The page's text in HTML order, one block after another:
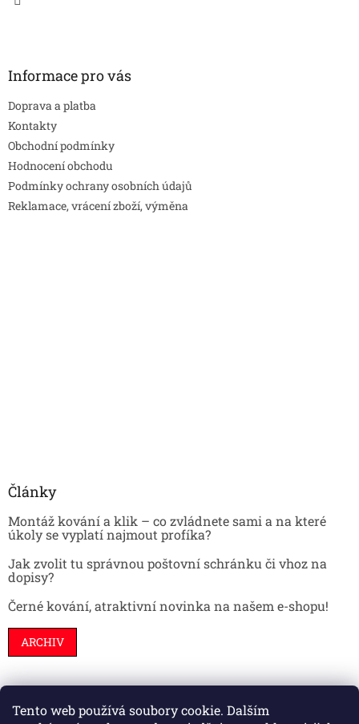
Tento web používá soubory cookie. Dalším
Informace pro vás
Doprava a platba
Kontakty
Obchodní podmínky
Hodnocení obchodu
Podmínky ochrany osobních údajů
Reklamace, vrácení zboží, výměna
Články
Montáž kování a klik – co zvládnete sami a na které
úkoly se vyplatí najmout profíka?
Jak zvolit tu správnou poštovní schránku či vhoz na
dopisy?
Černé kování, atraktivní novinka na našem e-shopu!
ARCHIV
Stavební pouzdra Interiéry Dveře